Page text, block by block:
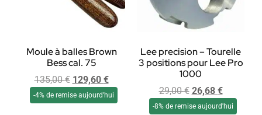
Moule à balles Brown
Bess cal. 75
135,00€ 129,60 €
-4% de remise aujourd'hui
Lee precision – Tourelle
3 positions pour Lee Pro
1000
29,00€ 26,68 €
-8% de remise aujourd'hui